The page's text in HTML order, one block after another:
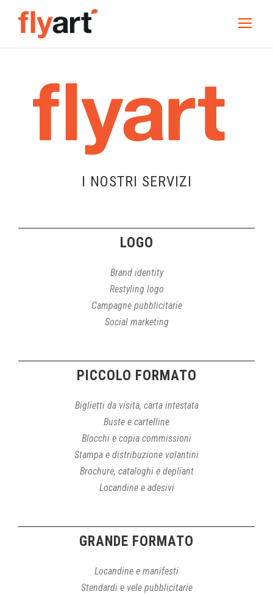
I NOSTRI SERVIZI
LOGO
Brand identity
Restyling logo
Campagne pubblicitarie
Social marketing
PICCOLO FORMATO
Biglietti da visita, carta intestata
Buste e cartelline
Blocchi e copia commissioni
Stampa e distribuzione volantini
Brochure, cataloghi e depliant
Locandine e adesivi
GRANDE FORMATO
Locandine e manifesti
Stendardi e vele pubblicitarie